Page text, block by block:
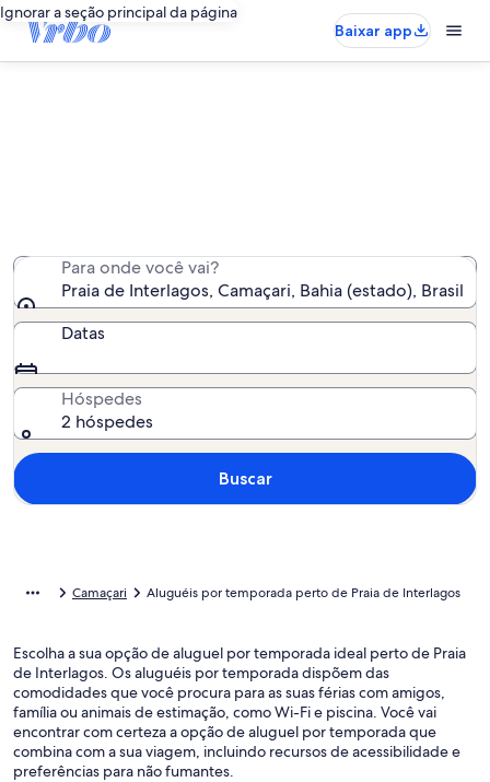
Ignorar a seção principal da página
Baixar app
Para onde você vai?
Praia de Interlagos, Camaçari, Bahia (estado), Brasil
Datas
Hóspedes
2 hóspedes
Buscar
Camaçari Aluguéis por temporada perto de Praia de Interlagos
Escolha a sua opção de aluguel por temporada ideal perto de Praia
de Interlagos. Os aluguéis por temporada dispõem das
comodidades que você procura para as suas férias com amigos,
família ou animais de estimação, como Wi-Fi e piscina. Você vai
encontrar com certeza a opção de aluguel por temporada que
combina com a sua viagem, incluindo recursos de acessibilidade e
preferências para não fumantes.